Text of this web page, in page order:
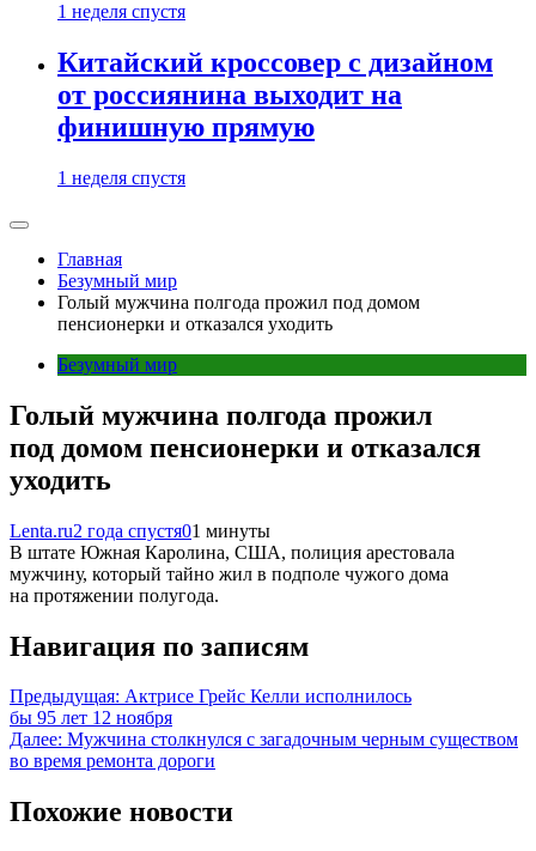
1 неделя спустя
Китайский кроссовер с дизайном
от россиянина выходит на
финишную прямую
1 неделя спустя
Главная
Безумный мир
Голый мужчина полгода прожил под домом
пенсионерки и отказался уходить
Безумный мир
Голый мужчина полгода прожил
под домом пенсионерки и отказался
уходить
Lenta.ru2 года спустя01 минуты
В штате Южная Каролина, США, полиция арестовала
мужчину, который тайно жил в подполе чужого дома
на протяжении полугода.
Навигация по записям
Предыдущая: Актрисе Грейс Келли исполнилось
бы 95 лет 12 ноября
Далее: Мужчина столкнулся с загадочным черным существом
во время ремонта дороги
Похожие новости